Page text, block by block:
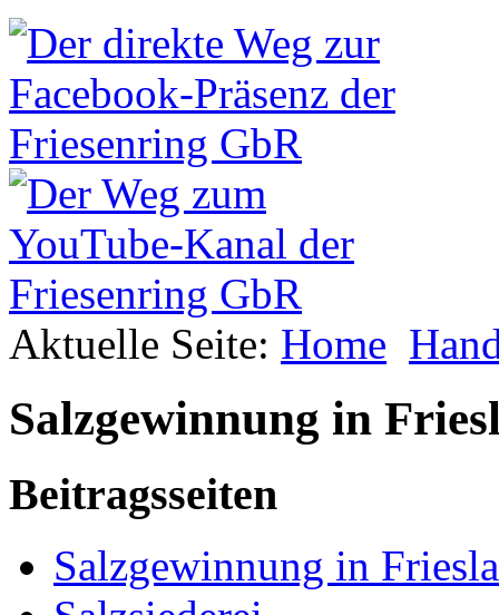
Aktuelle Seite: Home
Salzgewinnung in
Beitragsseiten
Salzgewinnung in